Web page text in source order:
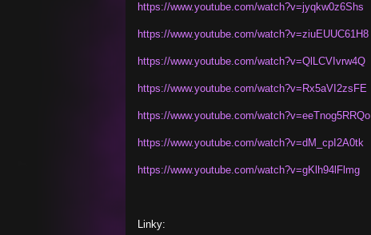
https://www.youtube.com/watch?v=jyqkw0z6Shs
https://www.youtube.com/watch?v=ziuEUUC61H8
https://www.youtube.com/watch?v=QlLCVIvrw4Q
https://www.youtube.com/watch?v=Rx5aVI2zsFE
https://www.youtube.com/watch?v=eeTnog5RRQo
https://www.youtube.com/watch?v=dM_cpI2A0tk
https://www.youtube.com/watch?v=gKlh94lFlmg
Linky: